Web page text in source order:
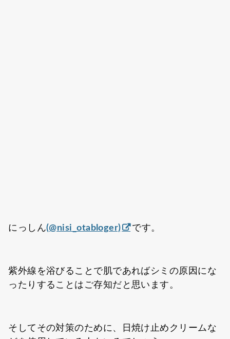
にっしん(@nisi_otabloger) です。
紫外線を浴びることで肌であればシミの原因にな
ったりすることはご存知だと思います。
そしてその対策のために、日焼け止めクリームな